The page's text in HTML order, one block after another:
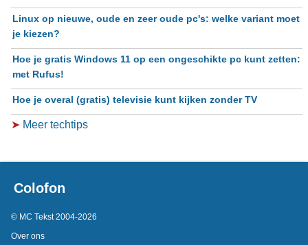
Linux op nieuwe, oude en zeer oude pc's: welke variant moet
je kiezen?
Hoe je gratis Windows 11 op een ongeschikte pc kunt zetten:
met Rufus!
Hoe je overal (gratis) televisie kunt kijken zonder TV
➤ Meer techtips
Colofon
© MC Tekst 2004-2026
Over ons